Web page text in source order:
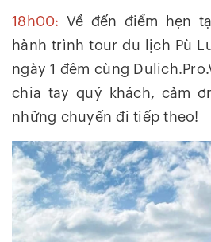
18h00: Về đến điểm hẹn
hành trình tour du lịch Pù
ngày 1 đêm cùng
chia tay quý khách, cảm
những chuyến đi tiếp theo!